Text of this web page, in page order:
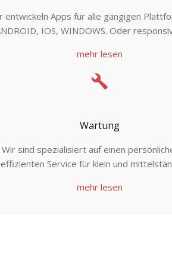
entwickeln Apps für alle gängigen
IOS, WINDOWS. Oder
Applikationen mit
Design – für eine Apps, die Spaß
mehr lesen
Wartung
Wir sind spezialisiert auf einen
effizienten Service für klein und
mehr lesen